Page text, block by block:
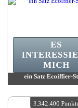
ein Satz Ecoiffier-
Verfügbare
ES
MICH
3.342.400